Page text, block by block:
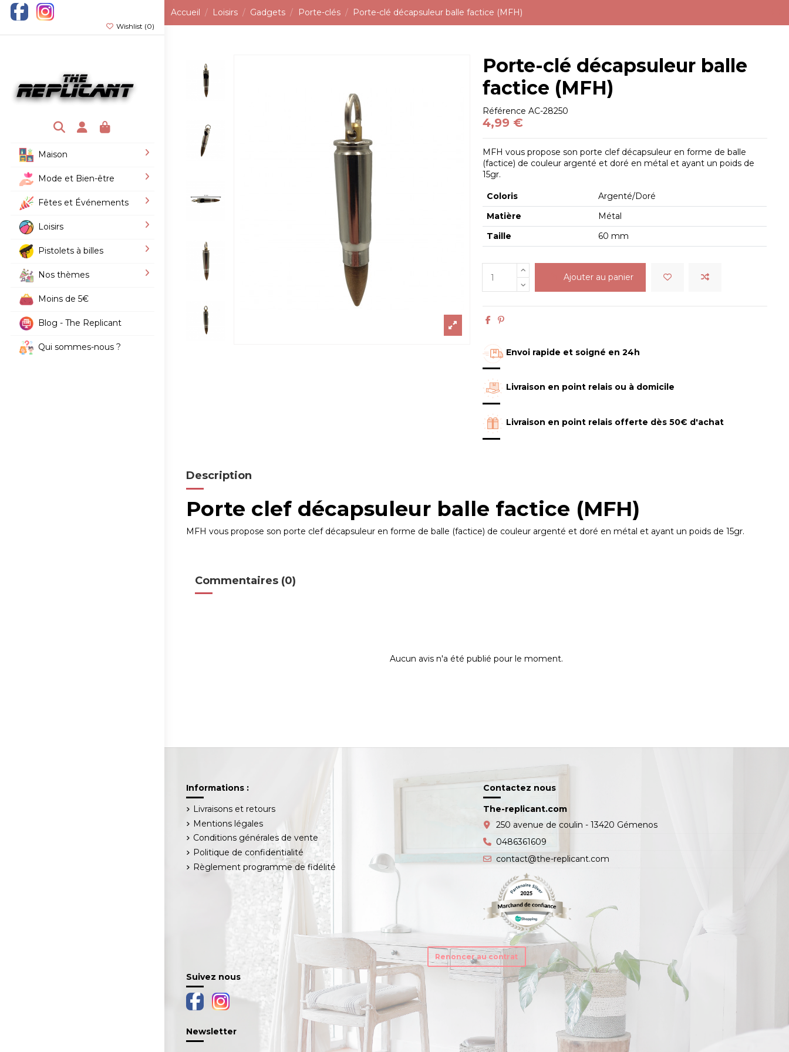
Wishlist (0)
Maison
Mode et Bien-être
Fêtes et Événements
Loisirs
Pistolets à billes
Nos thèmes
Moins de 5€
Blog - The Replicant
Qui sommes-nous ?
Accueil Loisirs Gadgets Porte-clés Porte-clé décapsuleur balle factice (MFH)
Porte-clé décapsuleur balle
factice (MFH)
Référence AC-28250
4,99 €
MFH vous propose son porte clef décapsuleur en forme de balle
(factice) de couleur argenté et doré en métal et ayant un poids de
15gr.
Coloris
Argenté/Doré
Matière
Métal
Taille
60 mm
Ajouter au panier
Envoi rapide et soigné en 24h
Livraison en point relais ou à domicile
Livraison en point relais offerte dès 50€ d'achat
Description
Porte clef décapsuleur balle factice (MFH)
MFH vous propose son porte clef décapsuleur en forme de balle (factice) de couleur argenté et doré en métal et ayant un poids de 15gr.
Commentaires (0)
Aucun avis n'a été publié pour le moment.
Informations :
Livraisons et retours
Mentions légales
Conditions générales de vente
Politique de confidentialité
Règlement programme de fidélité
Contactez nous
The-replicant.com
250 avenue de coulin - 13420 Gémenos
0486361609
contact@the-replicant.com
Renoncer au contrat
Suivez nous
Newsletter